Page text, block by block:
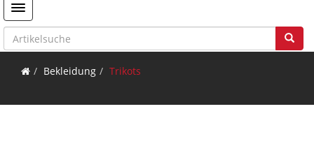
Toggle navigation
Bekleidung Trikots